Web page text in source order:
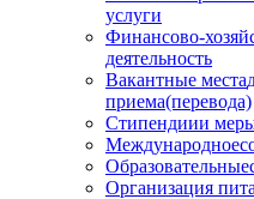
услуги
Финансово-
деятельность
Вакантные места
приема(перевода)
Стипендиии
Международное
Образовательные
Организация